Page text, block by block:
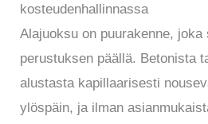
kosteudenhallinnassa
Alajuoksu on puurakenne,
perustuksen päällä. Betonista
alustasta kapillaarisesti
ylöspäin, ja ilman